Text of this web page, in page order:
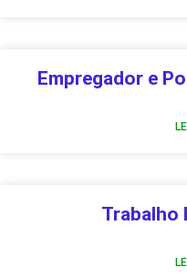
Empregador e
Trabalho